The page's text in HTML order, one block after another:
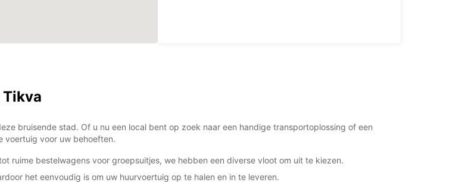
bruisende stad. Of u nu een local bent op zoek naar een handige transportoplossing of een
voertuig voor uw behoeften.
ruime bestelwagens voor groepsuitjes, we hebben een diverse vloot om uit te kiezen.
het eenvoudig is om uw huurvoertuig op te halen en in te leveren.